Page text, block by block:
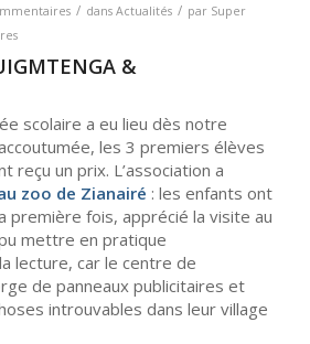
/ dans Actualités / par Super
&
scolaire a eu lieu dès notre
les 3 premiers élèves
reçu un prix. L’association a
zoo de Zianairé : les enfants ont
première fois, apprécié la visite au
mettre en pratique
lecture, car le centre de
de panneaux publicitaires et
introuvables dans leur village